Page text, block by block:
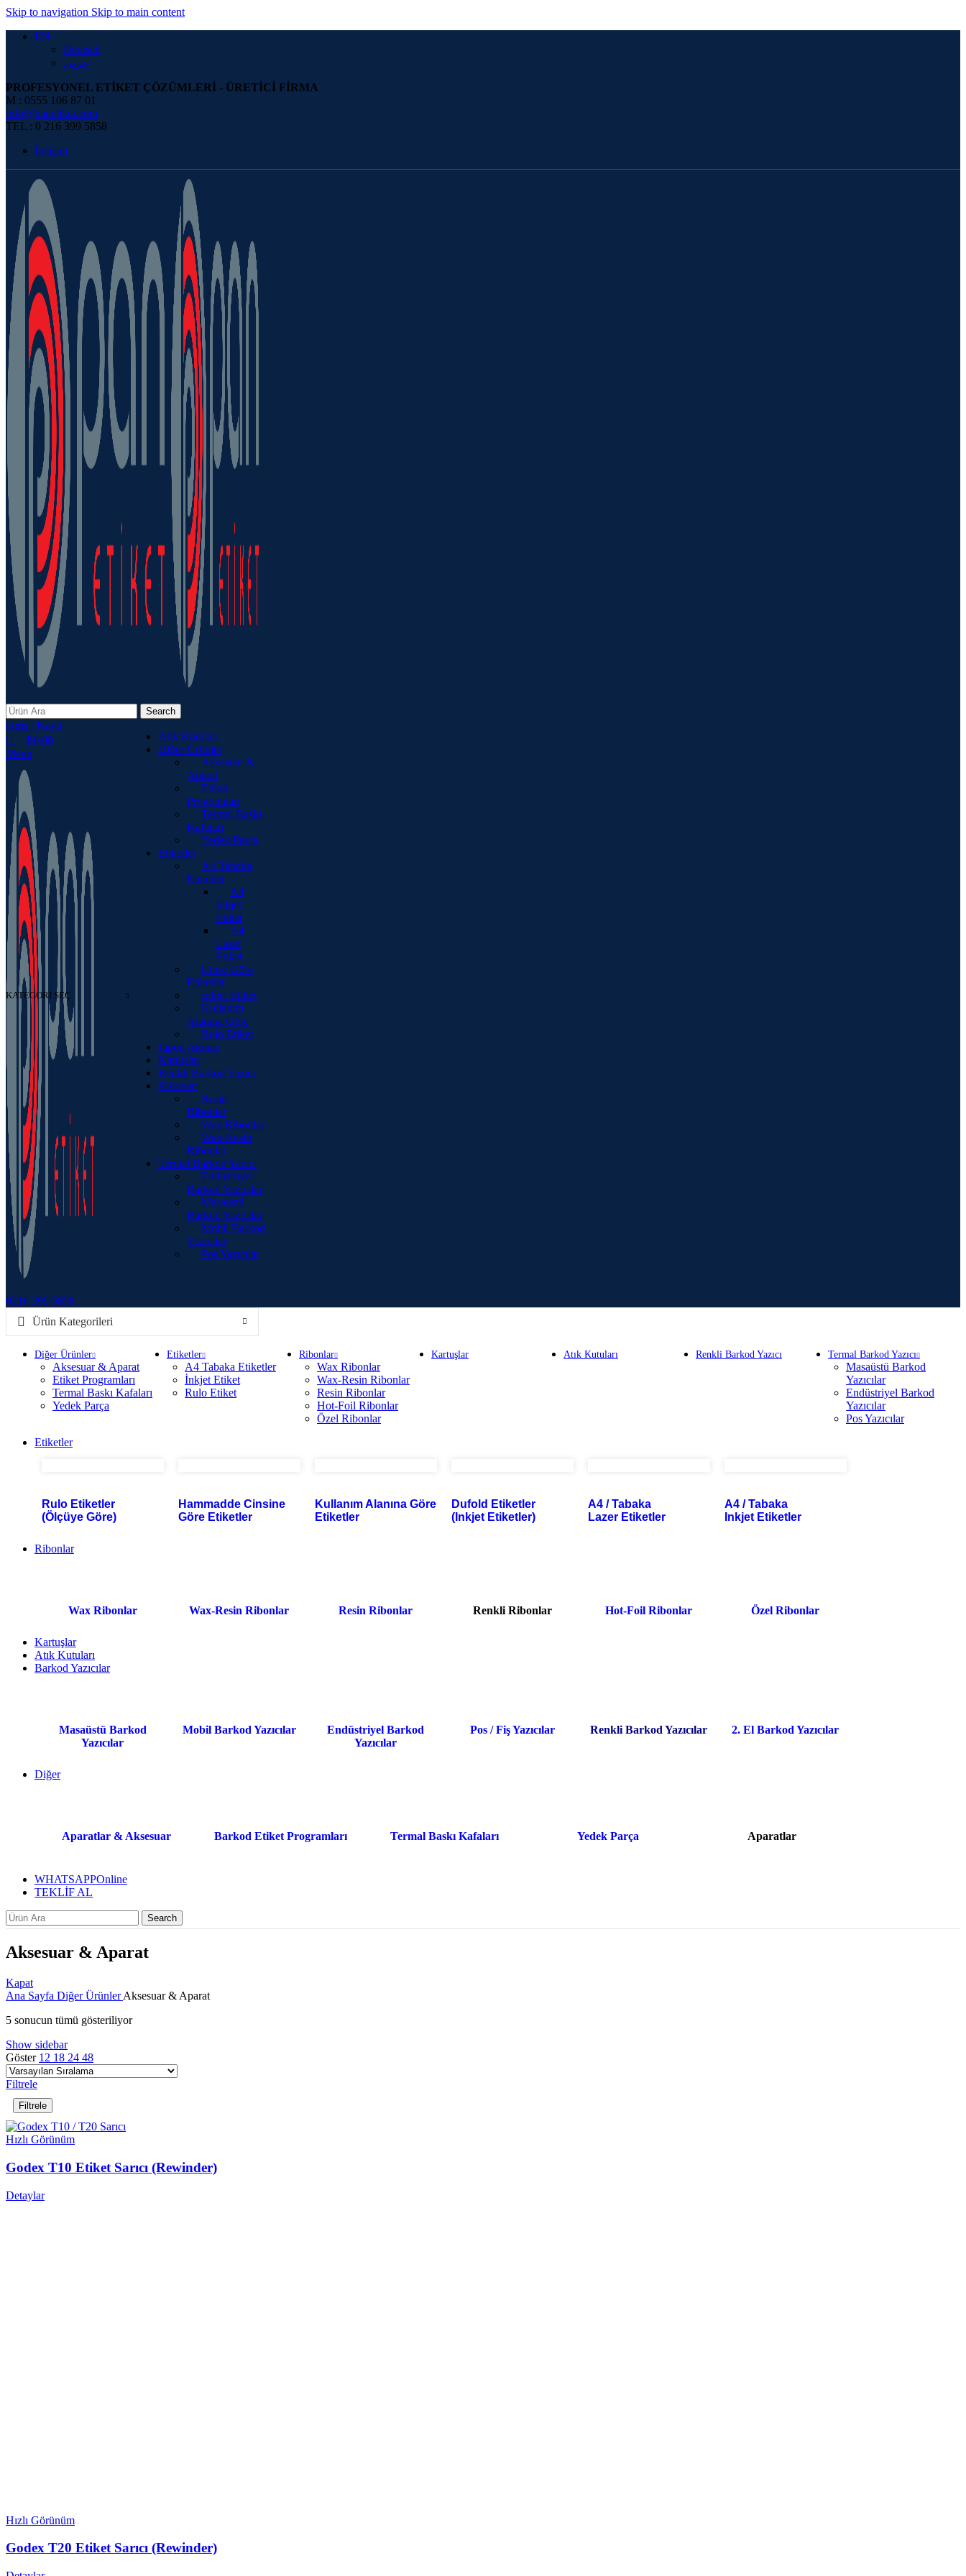
Skip to navigation Skip to main content
EN
Deutsch
عربي
PROFESYONEL ETİKET ÇÖZÜMLERİ - ÜRETİCİ FİRMA
M : 0555 106 87 01
info@panetiket.com
TEL : 0 216 399 5858
İletişim
KATEGORI SEÇ
Atık Kutuları
Diğer Ürünler
Aksesuar &
Aparat
Etiket
Programları
Termal Baskı
Kafaları
Yedek Parça
Etiketler
A4 Tabaka
Etiketler
A4
İnkjet
Etiket
A4
Lazer
Etiket
Cinse Göre
Etiketler
İnkjet Etiket
Kullanım
Alanına Göre
Rulo Etiket
Japon Akmaz
Kartuşlar
Renkli Barkod Yazıcı
Ribonlar
Resin
Ribonlar
Wax Ribonlar
Wax-Resin
Ribonlar
Termal Barkod Yazıcı
Endüstriyel
Barkod Yazıcılar
Masaüstü
Barkod Yazıcılar
Mobil Barkod
Yazıcılar
Pos Yazıcılar
Search
Giriş / Kayıt
₺0,00
Menu
0216 399 5858
Ürün Kategorileri
Diğer Ürünler
Aksesuar & Aparat
Etiket Programları
Termal Baskı Kafaları
Yedek Parça
Etiketler
A4 Tabaka Etiketler
İnkjet Etiket
Rulo Etiket
Ribonlar
Wax Ribonlar
Wax-Resin Ribonlar
Resin Ribonlar
Hot-Foil Ribonlar
Özel Ribonlar
Kartuşlar Atık Kutuları Renkli Barkod Yazıcı Termal Barkod Yazıcı
Masaüstü Barkod
Yazıcılar
Endüstriyel Barkod
Yazıcılar
Pos Yazıcılar
Etiketler
Rulo Etiketler
(Ölçüye Göre)
Hammadde Cinsine
Göre Etiketler
Kullanım Alanına Göre
Etiketler
Dufold Etiketler
(Inkjet Etiketler)
A4 / Tabaka
Lazer Etiketler
A4 / Tabaka
Inkjet Etiketler
Ribonlar
Wax Ribonlar Wax-Resin Ribonlar Resin Ribonlar Renkli Ribonlar Hot-Foil Ribonlar Özel Ribonlar
Kartuşlar
Atık Kutuları
Barkod Yazıcılar
Masaüstü Barkod
Yazıcılar
Mobil Barkod Yazıcılar
Endüstriyel Barkod
Yazıcılar
Pos / Fiş Yazıcılar Renkli Barkod Yazıcılar 2. El Barkod Yazıcılar
Diğer
Aparatlar & Aksesuar Barkod Etiket Programları Termal Baskı Kafaları Yedek Parça Aparatlar
WHATSAPPOnline
TEKLİF AL
Search
Aksesuar & Aparat
Kapat
Ana Sayfa Diğer ÜrünlerAksesuar & Aparat
5 sonucun tümü gösteriliyor
Show sidebar
Göster 12 18 24 48
Filtrele
Filtrele
Hızlı Görünüm
Godex T10 Etiket Sarıcı (Rewinder)
Detaylar
Hızlı Görünüm
Godex T20 Etiket Sarıcı (Rewinder)